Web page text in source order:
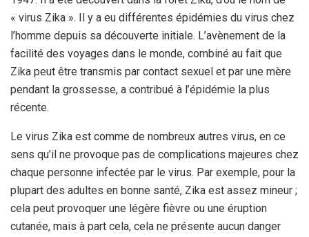
« virus Zika ». Il y a eu différentes épidémies du virus chez
l’homme depuis sa découverte initiale. L’avènement de la
facilité des voyages dans le monde, combiné au fait que
Zika peut être transmis par contact sexuel et par une mère
pendant la grossesse, a contribué à l’épidémie la plus
récente.
Le virus Zika est comme de nombreux autres virus, en ce
sens qu’il ne provoque pas de complications majeures chez
chaque personne infectée par le virus. Par exemple, pour la
plupart des adultes en bonne santé, Zika est assez mineur ;
cela peut provoquer une légère fièvre ou une éruption
cutanée, mais à part cela, cela ne présente aucun danger